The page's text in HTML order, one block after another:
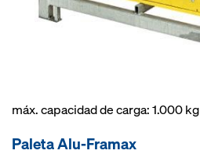
máx. capacidad de carga: 1.000 kg
Paleta Alu-Framax